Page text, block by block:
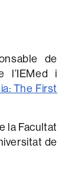
de
l’IEMed i
The First
la Facultat
de